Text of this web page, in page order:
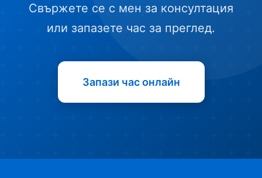
Свържете се с мен за консултация
или запазете час за преглед.
Запази час онлайн